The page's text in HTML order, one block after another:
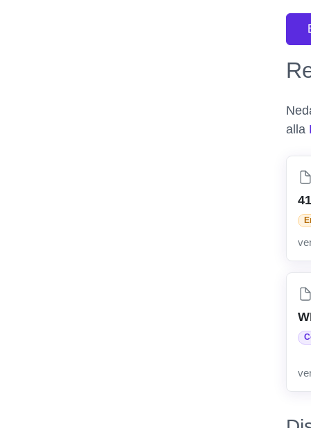
alla